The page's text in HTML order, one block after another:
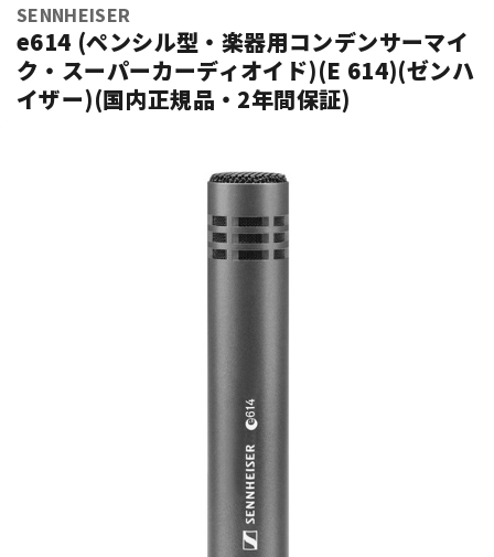
エレキギター アコギ/エレアコ
SENNHEISER
e614 (ペンシル型・楽器用コンデンサーマイ
ク・スーパーカーディオイド)(E 614)(ゼンハ
イザー)(国内正規品・2年間保証)